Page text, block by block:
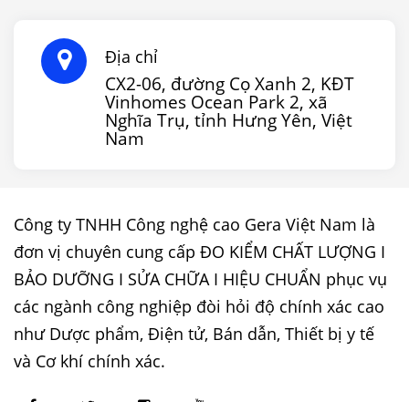
Địa chỉ
CX2-06, đường Cọ Xanh 2, KĐT
Vinhomes Ocean Park 2, xã
Nghĩa Trụ, tỉnh Hưng Yên, Việt
Nam
Công ty TNHH Công nghệ cao Gera Việt Nam là
đơn vị chuyên cung cấp ĐO KIỂM CHẤT LƯỢNG I
BẢO DƯỠNG I SỬA CHỮA I HIỆU CHUẨN phục vụ
các ngành công nghiệp đòi hỏi độ chính xác cao
như Dược phẩm, Điện tử, Bán dẫn, Thiết bị y tế
và Cơ khí chính xác.